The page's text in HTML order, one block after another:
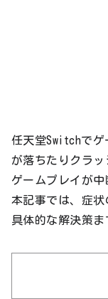
任天堂Switchで
が落ちたりクラ
ゲームプレイが中
本記事では、症
具体的な解決策ま